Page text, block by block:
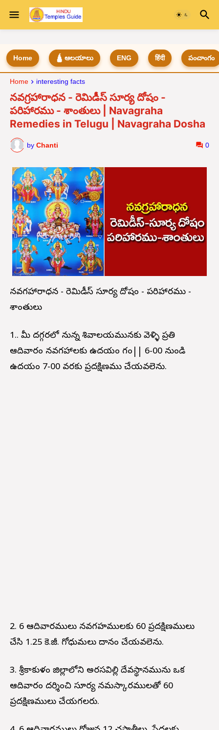
Home 🛕 ఆలయాలు ENG हिंदी పంచాంగం
Home interesting facts
నవగ్రహారాధన - రెమిడీస్ సూర్య దోషం -
పరిహారము - శాంతులు | Navagraha
Remedies in Telugu | Navagraha Dosha
by Chanti 0
నవగ్రహారాధన - రెమిడీస్ సూర్య దోషం - పరిహారము -
శాంతులు
1.. మీ దగ్గరలో నున్న శివాలయమునకు వెళ్ళి ప్రతి
ఆదివారం నవగ్రహాలకు ఉదయం గం|| 6-00 నుండి
ఉదయం 7-00 వరకు ప్రదక్షిణము చేయవలెను.
2. 6 ఆదివారములు నవగ్రహములకు 60 ప్రదక్షిణములు
చేసి 1.25 కె.జీ. గోధుమలు దానం చేయవలెను.
3. శ్రీకాకుళం జిల్లాలోని అరసవిల్లి దేవస్థానమును ఒక
ఆదివారం దర్శించి సూర్య నమస్కారములతో 60
ప్రదక్షిణములు చేయగలరు.